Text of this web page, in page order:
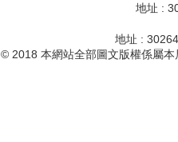
地址 :
地址 :
© 2018 本網站全部圖文版權係屬本